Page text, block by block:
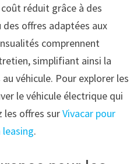
réduit grâce à des
offres adaptées aux
comprennent
simplifiant ainsi la
véhicule. Pour explorer les
le véhicule électrique qui
les offres surVivacar pour
.